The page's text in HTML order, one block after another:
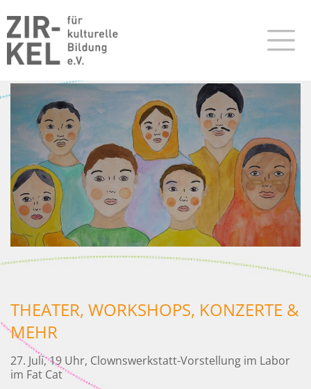
THEATER, WORKSHOPS, KONZERTE &
MEHR
27. Juli, 19 Uhr, Clownswerkstatt-Vorstellung im Labor
im Fat Cat